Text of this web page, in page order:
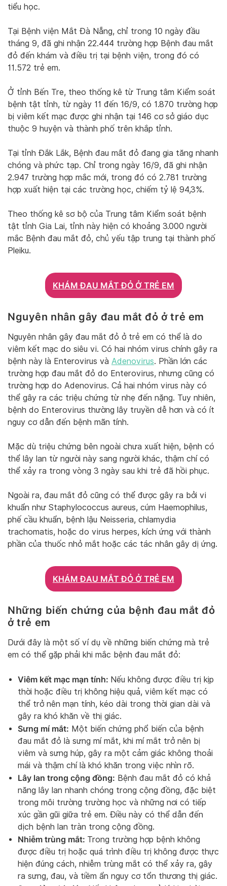
tiểu học.
Tại Bệnh viện Mắt Đà Nẵng, chỉ trong 10 ngày đầu
tháng 9, đã ghi nhận 22.444 trường hợp Bệnh đau mắt
đỏ đến khám và điều trị tại bệnh viện, trong đó có
11.572 trẻ em.
Ở tỉnh Bến Tre, theo thống kê từ Trung tâm Kiểm soát
bệnh tật tỉnh, từ ngày 11 đến 16/9, có 1.870 trường hợp
bị viêm kết mạc được ghi nhận tại 146 cơ sở giáo dục
thuộc 9 huyện và thành phố trên khắp tỉnh.
Tại tỉnh Đắk Lắk, Bệnh đau mắt đỏ đang gia tăng nhanh
chóng và phức tạp. Chỉ trong ngày 16/9, đã ghi nhận
2.947 trường hợp mắc mới, trong đó có 2.781 trường
hợp xuất hiện tại các trường học, chiếm tỷ lệ 94,3%.
Theo thống kê sơ bộ của Trung tâm Kiểm soát bệnh
tật tỉnh Gia Lai, tỉnh này hiện có khoảng 3.000 người
mắc Bệnh đau mắt đỏ, chủ yếu tập trung tại thành phố
Pleiku.
KHÁM ĐAU MẮT ĐỎ Ở TRẺ EM
Nguyên nhân gây đau mắt đỏ ở trẻ em
Nguyên nhân gây đau mắt đỏ ở trẻ em có thể là do
viêm kết mạc do siêu vi. Có hai nhóm virus chính gây ra
bệnh này là Enterovirus và Adenovirus. Phần lớn các
trường hợp đau mắt đỏ do Enterovirus, nhưng cũng có
trường hợp do Adenovirus. Cả hai nhóm virus này có
thể gây ra các triệu chứng từ nhẹ đến nặng. Tuy nhiên,
bệnh do Enterovirus thường lây truyền dễ hơn và có ít
nguy cơ dẫn đến bệnh mãn tính.
Mặc dù triệu chứng bên ngoài chưa xuất hiện, bệnh có
thể lây lan từ người này sang người khác, thậm chí có
thể xảy ra trong vòng 3 ngày sau khi trẻ đã hồi phục.
Ngoài ra, đau mắt đỏ cũng có thể được gây ra bởi vi
khuẩn như Staphylococcus aureus, cúm Haemophilus,
phế cầu khuẩn, bệnh lậu Neisseria, chlamydia
trachomatis, hoặc do virus herpes, kích ứng với thành
phần của thuốc nhỏ mắt hoặc các tác nhân gây dị ứng.
KHÁM ĐAU MẮT ĐỎ Ở TRẺ EM
Những biến chứng của bệnh đau mắt đỏ
ở trẻ em
Dưới đây là một số ví dụ về những biến chứng mà trẻ
em có thể gặp phải khi mắc bệnh đau mắt đỏ:
Viêm kết mạc mạn tính: Nếu không được điều trị kịp
thời hoặc điều trị không hiệu quả, viêm kết mạc có
thể trở nên mạn tính, kéo dài trong thời gian dài và
gây ra khó khăn về thị giác.
Sưng mí mắt: Một biến chứng phổ biến của bệnh
đau mắt đỏ là sưng mí mắt, khi mí mắt trở nên bị
viêm và sưng húp, gây ra một cảm giác không thoải
mái và thậm chí là khó khăn trong việc nhìn rõ.
Lây lan trong cộng đồng: Bệnh đau mắt đỏ có khả
năng lây lan nhanh chóng trong cộng đồng, đặc biệt
trong môi trường trường học và những nơi có tiếp
xúc gần gũi giữa trẻ em. Điều này có thể dẫn đến
dịch bệnh lan tràn trong cộng đồng.
Nhiễm trùng mắt: Trong trường hợp bệnh không
được điều trị hoặc quá trình điều trị không được thực
hiện đúng cách, nhiễm trùng mắt có thể xảy ra, gây
ra sưng, đau, và tiềm ẩn nguy cơ tổn thương thị giác.